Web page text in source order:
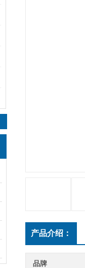
产品介绍：
品牌